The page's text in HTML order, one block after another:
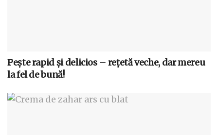
Pește rapid și delicios – rețetă veche, dar mereu
la fel de bună!